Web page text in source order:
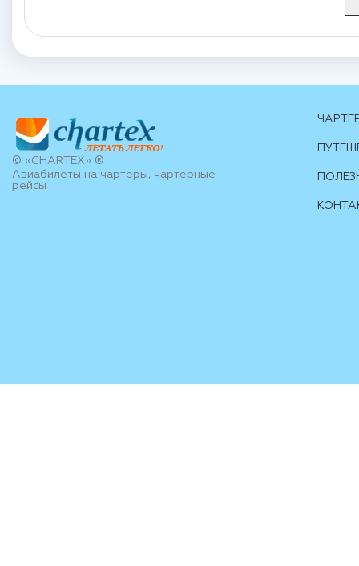
© «CHARTEX» ®
Авиабилеты на чартеры, чартерные
рейсы